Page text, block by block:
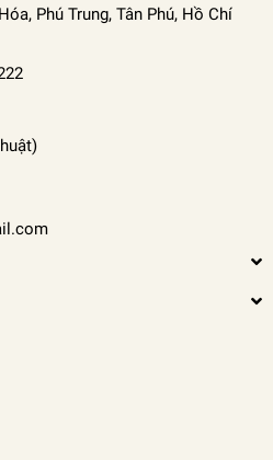
Phú Trung, Tân Phú, Hồ Chí